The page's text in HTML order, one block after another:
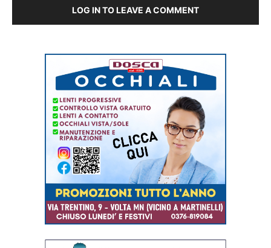
LOG IN TO LEAVE A COMMENT